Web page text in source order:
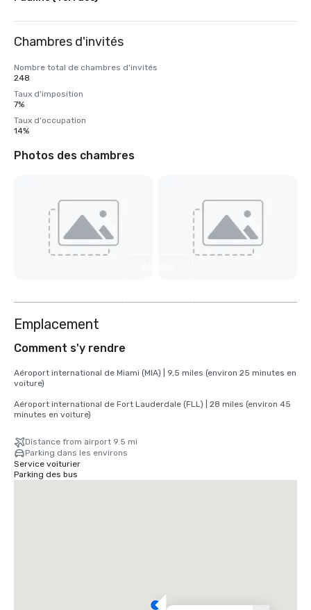
Chambres d'invités
Nombre total de chambres d'invités
248
Taux d'imposition
7%
Taux d'occupation
14%
Photos des chambres
Emplacement
Comment s'y rendre
Aéroport international de Miami (MIA) | 9,5 miles (environ 25 minutes en
voiture)
Aéroport international de Fort Lauderdale (FLL) | 28 miles (environ 45
minutes en voiture)
Distance from airport 9.5 mi
Parking dans les environs
Service voiturier
Parking des bus